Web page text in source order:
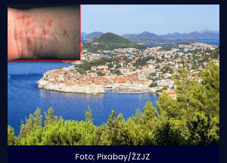
Tradicija i kultura
Foto; Pixabay/ŽZJZ